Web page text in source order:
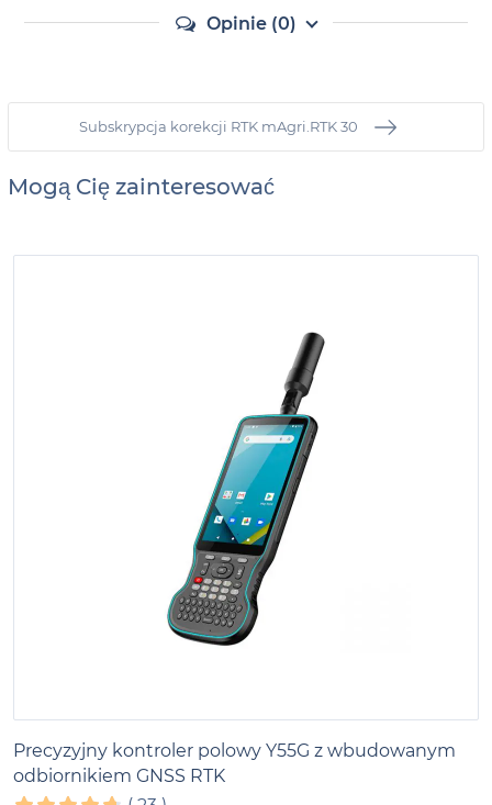
Opinie (0)
Subskrypcja korekcji RTK mAgri.RTK 30
Mogą Cię zainteresować
Precyzyjny kontroler polowy Y55G z wbudowanym
odbiornikiem GNSS RTK